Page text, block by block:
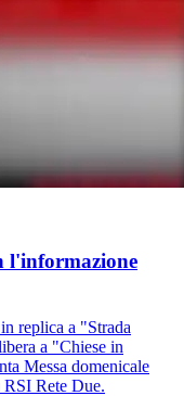
l'informazione
replica a "Strada
a "Chiese in
Messa domenicale
Rete Due.